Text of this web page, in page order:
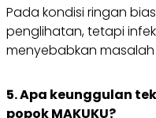
Pada kondisi ringan
penglihatan, tetapi
menyebabkan masalah
5. Apa keunggulan
popok MAKUKU?